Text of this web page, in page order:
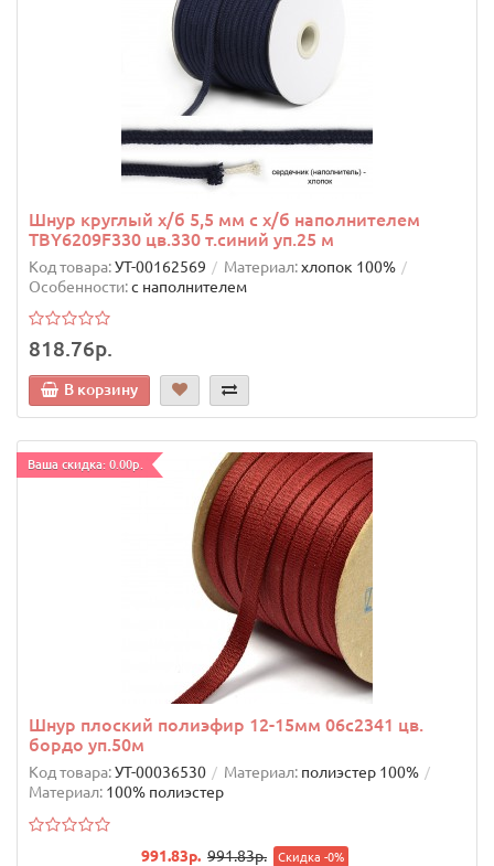
Шнур круглый х/б 5,5 мм с х/б наполнителем
TBY6209F330 цв.330 т.синий уп.25 м
Код товара:УТ-00162569 Материал:хлопок 100%
Особенности:с наполнителем
818.76р.
В корзину
Ваша скидка: 0.00р.
Шнур плоский полиэфир 12-15мм 06с2341 цв.
бордо уп.50м
Код товара:УТ-00036530 Материал: полиэстер 100%
Материал: 100% полиэстер
991.83р. 991.83р. Скидка -0%